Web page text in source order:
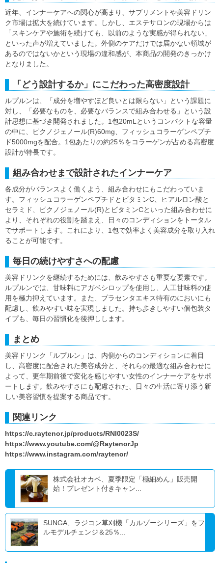
近年、インナーケアへの関心が高まり、サプリメントや美容ドリン
ク市場は拡大を続けています。しかし、エステサロンの現場からは
「スキンケアや施術を続けても、以前のような実感が得られない」
といった声が増えていました。外側のケアだけでは届かない領域が
あるのではないかという現場の違和感が、本商品の開発のきっかけ
となりました。
「どう設計するか」にこだわった高密度設計
ルプルンは、「成分を増やすほど良いとは限らない」という課題に
対し、「必要なものを、必要なバランスで組み合わせる」という設
計思想に基づき開発されました。1包20mLというコンパクトな容量
の中に、ピクノジェノール(R)60mg、フィッシュコラーゲンペプチ
ド5000mgを配合。1包あたりの約25％をコラーゲンが占める高密度
設計が特長です。
組み合わせまで設計されたインナーケア
各成分がバランスよく働くよう、組み合わせにもこだわっていま
す。フィッシュコラーゲンペプチドとビタミンC、ヒアルロン酸と
セラミド、ピクノジェノール(R)とビタミンCといった組み合わせに
より、それぞれの役割を踏まえ、日々のコンディションをトータル
でサポートします。これにより、1包で効率よく美容成分を取り入れ
ることが可能です。
毎日の続けやすさへの配慮
美容ドリンクを継続するためには、飲みやすさも重要な要素です。
ルプルンでは、甘味料にアガベシロップを使用し、人工甘味料の使
用を極力抑えています。また、プラセンタエキス特有のにおいにも
配慮し、飲みやすい味を実現しました。持ち歩きしやすい個包装タ
イプも、毎日の習慣化を後押しします。
まとめ
美容ドリンク「ルプルン」は、内側からのコンディションに着目
し、高密度に配合された美容成分と、それらの最適な組み合わせに
よって、更年期前後で変化を感じやすい女性のインナーケアをサポ
ートします。飲みやすさにも配慮された、日々の生活に寄り添う新
しい美容習慣を提案する商品です。
関連リンク
https://c.raytenor.jp/products/RNI0023S/
https://www.youtube.com/@RaytenorJp
https://www.instagram.com/raytenor/
株式会社オカベ、夏季限定「極細めん」販売開
始！プレゼント付きキャン...
SUNGA、ラジコン草刈機「カルゾーシリーズ」をフ
ルモデルチェンジ＆25％...